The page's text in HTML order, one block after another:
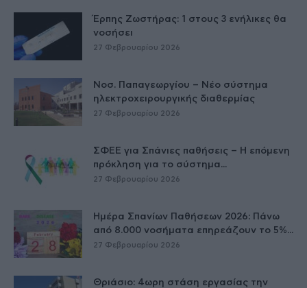
Έρπης Ζωστήρας: 1 στους 3 ενήλικες θα
νοσήσει
27 Φεβρουαρίου 2026
Νοσ. Παπαγεωργίου – Νέο σύστημα
ηλεκτροχειρουργικής διαθερμίας
27 Φεβρουαρίου 2026
ΣΦΕΕ για Σπάνιες παθήσεις – Η επόμενη
πρόκληση για το σύστημα...
27 Φεβρουαρίου 2026
Ημέρα Σπανίων Παθήσεων 2026: Πάνω
από 8.000 νοσήματα επηρεάζουν το 5%...
27 Φεβρουαρίου 2026
Θριάσιο: 4ωρη στάση εργασίας την